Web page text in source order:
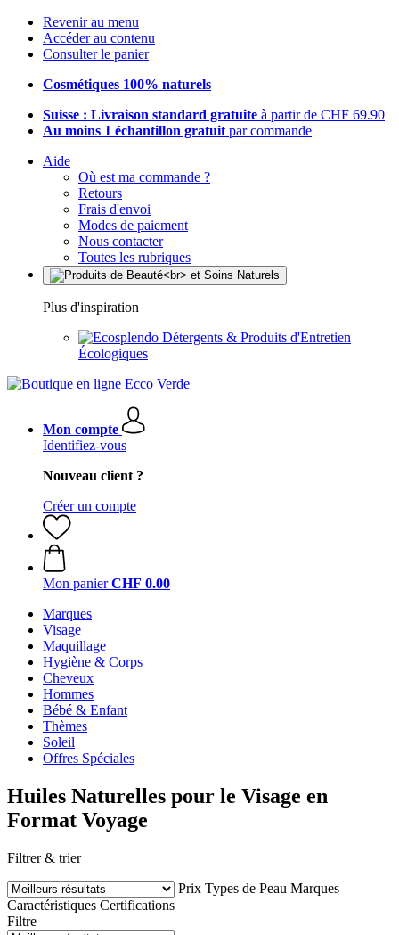
Revenir au menu
Accéder au contenu
Consulter le panier
Cosmétiques 100% naturels
Suisse : Livraison standard gratuite à partir de CHF 69.90
Au moins 1 échantillon gratuit par commande
Aide
Où est ma commande ?
Retours
Frais d'envoi
Modes de paiement
Nous contacter
Toutes les rubriques
Plus d'inspiration
Détergents & Produits d'Entretien
Écologiques
Mon compte
Identifiez-vous
Nouveau client ?
Créer un compte
Mon panier CHF 0.00
Marques
Visage
Maquillage
Hygiène & Corps
Cheveux
Hommes
Bébé & Enfant
Thèmes
Soleil
Offres Spéciales
Huiles Naturelles pour le Visage en
Format Voyage
Filtrer & trier
Prix Types de Peau Marques
Caractéristiques Certifications
Filtre